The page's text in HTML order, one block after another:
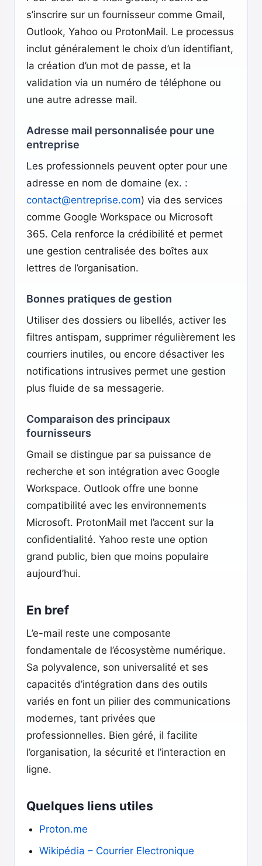
s’inscrire sur un fournisseur comme Gmail,
Outlook, Yahoo ou ProtonMail. Le processus
inclut généralement le choix d’un identifiant,
la création d’un mot de passe, et la
validation via un numéro de téléphone ou
une autre adresse mail.
Adresse mail personnalisée pour une
entreprise
Les professionnels peuvent opter pour une
adresse en nom de domaine (ex. :
contact@entreprise.com) via des services
comme Google Workspace ou Microsoft
365. Cela renforce la crédibilité et permet
une gestion centralisée des boîtes aux
lettres de l’organisation.
Bonnes pratiques de gestion
Utiliser des dossiers ou libellés, activer les
filtres antispam, supprimer régulièrement les
courriers inutiles, ou encore désactiver les
notifications intrusives permet une gestion
plus fluide de sa messagerie.
Comparaison des principaux
fournisseurs
Gmail se distingue par sa puissance de
recherche et son intégration avec Google
Workspace. Outlook offre une bonne
compatibilité avec les environnements
Microsoft. ProtonMail met l’accent sur la
confidentialité. Yahoo reste une option
grand public, bien que moins populaire
aujourd’hui.
En bref
L’e-mail reste une composante
fondamentale de l’écosystème numérique.
Sa polyvalence, son universalité et ses
capacités d’intégration dans des outils
variés en font un pilier des communications
modernes, tant privées que
professionnelles. Bien géré, il facilite
l’organisation, la sécurité et l’interaction en
ligne.
Quelques liens utiles
Proton.me
Wikipédia – Courrier Electronique